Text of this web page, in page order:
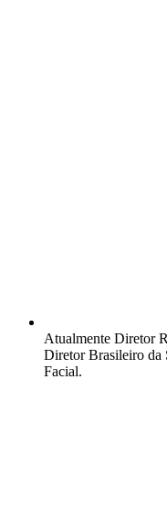
Atualmente Diretor
Diretor Brasileiro da
Facial.